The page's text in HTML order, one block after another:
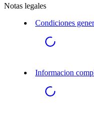
Notas legales
Condiciones
Informacion